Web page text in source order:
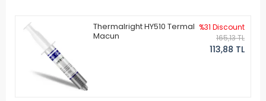
Thermalright HY510 Termal
Macun
%31 Discount
165,13 TL
113,88 TL